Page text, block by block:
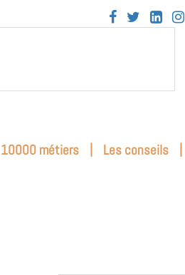
   
10000 métiers | Les conseils |